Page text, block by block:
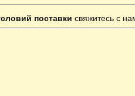
поставки свяжитесь с